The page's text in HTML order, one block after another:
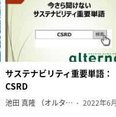
サステナビリティ重要単語：
CSRD
池田 真隆 （オルタナ輪番編集長） 2022年6